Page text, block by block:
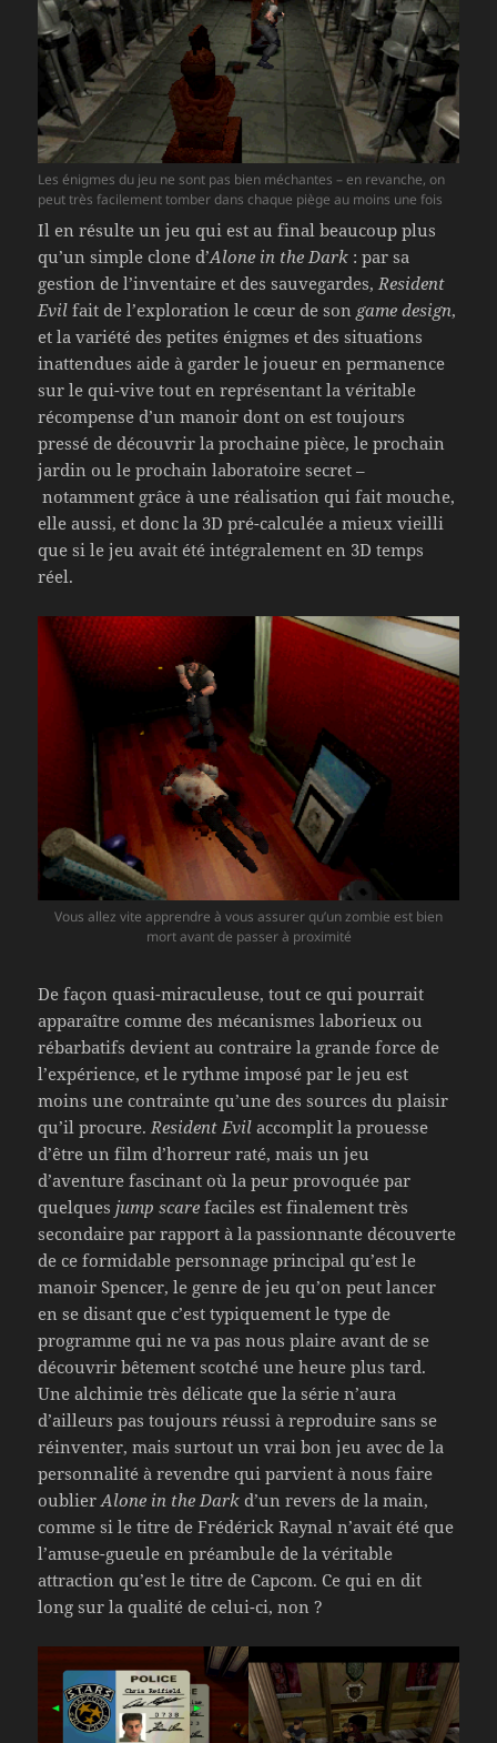
Les énigmes du jeu ne sont pas bien méchantes – en revanche, on
peut très facilement tomber dans chaque piège au moins une fois
Il en résulte un jeu qui est au final beaucoup plus
qu’un simple clone d’Alone in the Dark : par sa
gestion de l’inventaire et des sauvegardes, Resident
Evil fait de l’exploration le cœur de son game design,
et la variété des petites énigmes et des situations
inattendues aide à garder le joueur en permanence
sur le qui-vive tout en représentant la véritable
récompense d’un manoir dont on est toujours
pressé de découvrir la prochaine pièce, le prochain
jardin ou le prochain laboratoire secret –
notamment grâce à une réalisation qui fait mouche,
elle aussi, et donc la 3D pré-calculée a mieux vieilli
que si le jeu avait été intégralement en 3D temps
réel.
Vous allez vite apprendre à vous assurer qu’un zombie est bien
mort avant de passer à proximité
De façon quasi-miraculeuse, tout ce qui pourrait
apparaître comme des mécanismes laborieux ou
rébarbatifs devient au contraire la grande force de
l’expérience, et le rythme imposé par le jeu est
moins une contrainte qu’une des sources du plaisir
qu’il procure.Resident Evil accomplit la prouesse
d’être un film d’horreur raté, mais un jeu
d’aventure fascinant où la peur provoquée par
quelquesjump scare faciles est finalement très
secondaire par rapport à la passionnante découverte
de ce formidable personnage principal qu’est le
manoir Spencer, le genre de jeu qu’on peut lancer
en se disant que c’est typiquement le type de
programme qui ne va pas nous plaire avant de se
découvrir bêtement scotché une heure plus tard.
Une alchimie très délicate que la série n’aura
d’ailleurs pas toujours réussi à reproduire sans se
réinventer, mais surtout un vrai bon jeu avec de la
personnalité à revendre qui parvient à nous faire
oublierAlone in the Dark d’un revers de la main,
comme si le titre de Frédérick Raynal n’avait été que
l’amuse-gueule en préambule de la véritable
attraction qu’est le titre de Capcom. Ce qui en dit
long sur la qualité de celui-ci, non ?